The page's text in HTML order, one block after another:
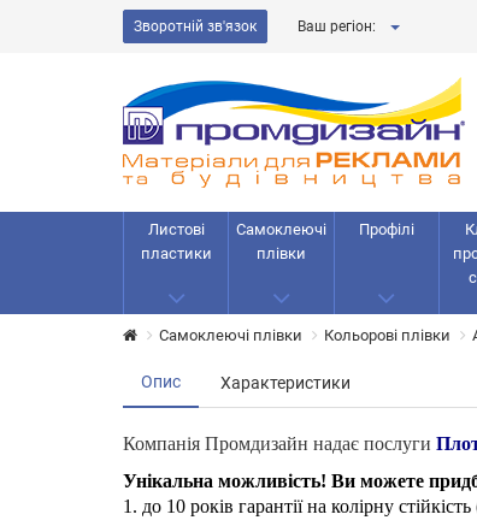
Зворотній зв'язок Ваш регіон:
Листові
пластики
Самоклеючі
плівки
Профілі
Самоклеючі плівки Кольорові плівки
Опис Характеристики
Компанія Промдизайн надає послуги
Унікальна можливість! Ви можете
1. до 10 років гарантії на колірну